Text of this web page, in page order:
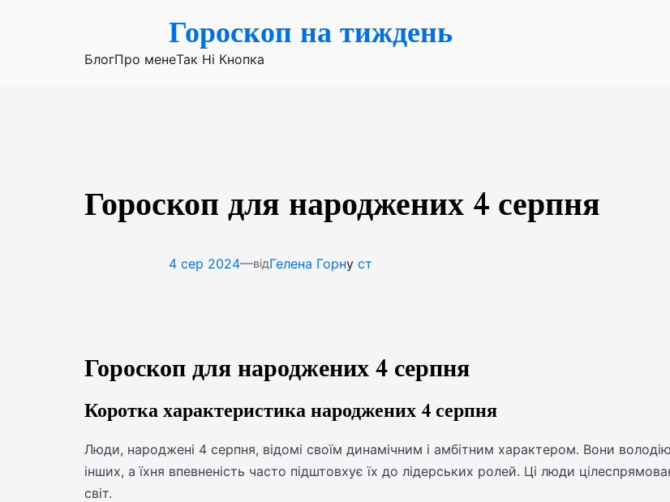
Гороскоп на тиждень
БлогПро менеТак Ні Кнопка
Гороскоп для народжених 4 серпня
4 сер 2024—відГелена Горну ст
Гороскоп для народжених 4 серпня
Коротка характеристика народжених 4 серпня
Люди, народжені 4 серпня, відомі своїм динамічним і амбітним характером. Вони
інших, а їхня впевненість часто підштовхує їх до лідерських ролей. Ці люди
світ.